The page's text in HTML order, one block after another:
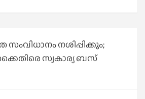
നശിപ്പിക്കും;
സ്വകാര്യ ബസ്